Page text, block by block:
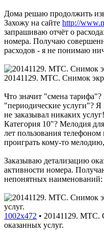
Дома решаю продолжить
Захожу на сайте http://
запрашиваю отчёт о
номера. Получаю
расходов - я не понимаю
20141129. МТС. Снимок
Что значит "смена
"периодические услуги"?
не заказывал никаких
Категория 10"? Мелодия
лет пользования
проиграть кому-то
Заказываю детализацию
активности номера.
непонятных наименований:
1002x472 • 20141129. МТС.
оказанных услуг.